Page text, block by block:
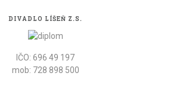
DIVADLO LÍŠEŇ Z.S.
IČO: 696 49 197
mob: 728 898 500